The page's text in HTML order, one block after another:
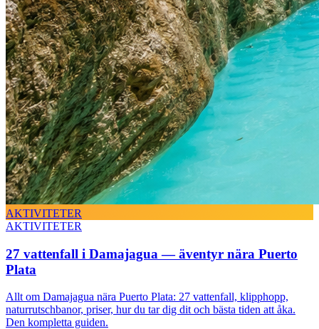
AKTIVITETER
AKTIVITETER
27 vattenfall i Damajagua — äventyr nära Puerto
Plata
Allt om Damajagua nära Puerto Plata: 27 vattenfall, klipphopp,
naturrutschbanor, priser, hur du tar dig dit och bästa tiden att åka.
Den kompletta guiden.